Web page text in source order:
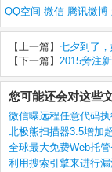
QQ空间 微信 腾讯微博
【上一篇】 七夕到了
【下一篇】 2015旁注
您可能还会对这些
微信曝远程任意代码
北极熊扫描器3.5增加
全球最大免费Web托
利用搜索引擎来进行